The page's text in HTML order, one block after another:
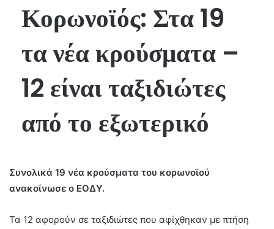
Κορωνοϊός: Στα 19
τα νέα κρούσματα –
12 είναι ταξιδιώτες
από το εξωτερικό
Συνολικά 19 νέα κρούσματα του κορωνοϊού
ανακοίνωσε ο ΕΟΔΥ.
Τα 12 αφορούν σε ταξιδιώτες που αφίχθηκαν με πτήση